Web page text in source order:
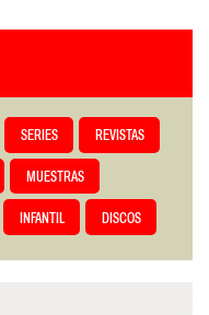
SERIES REVISTAS
MUESTRAS
INFANTIL DISCOS